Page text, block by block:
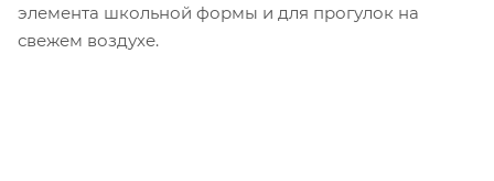
элемента школьной формы и для прогулок на
свежем воздухе.